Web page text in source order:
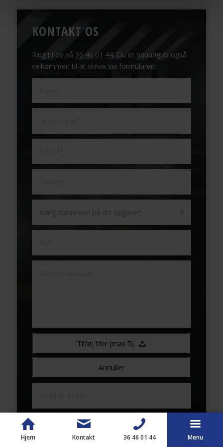
KONTAKT OS
Ring til os på 36 46 01 44. Du er naturligvis også
velkommen til at skrive via formularen.
Tilføj filer (max 5)
Annuller
Hjem Kontakt 36 46 01 44 Menu